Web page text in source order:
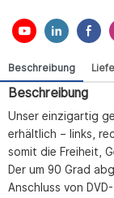
Beschreibung
Beschreibung
Unser einzigartig
erhältlich – links,
somit die Freiheit,
Der um 90 Grad
Anschluss von